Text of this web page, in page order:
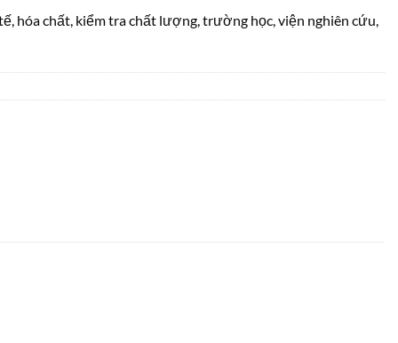
hóa chất, kiểm tra chất lượng, trường học, viện nghiên cứu,